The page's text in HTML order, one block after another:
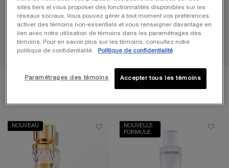
VOUS CHERCHEZ LE CADEAU PARFAIT?
Magasiner notre sélection de coffrets cadeaux.
YOU MAY ALSO LIKE
NOUVEAU
NOUVELLE
FORMULE
sites tiers et vous proposer des fonctionnalités disponibles sur les
réseaux sociaux. Vous pouvez gérer à tout moment vos préférences,
activer des témoins non-essentiels et vous renseigner davantage en
lien avec notre utilisation de témoins dans les paramétrages des
témoins. Pour en savoir plus sur les témoins, consultez notre
politique de confidentialité.
Politique de confidentialité
Accepter tous les témoins
Paramétrages des témoins